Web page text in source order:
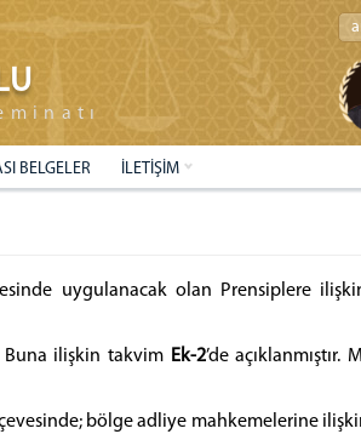
BELGELER İLETİŞİM
uygulanacak olan Prensiplere
Buna ilişkin takvim Ek-2’de
bölge adliye mahkemelerine